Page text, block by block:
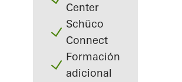
Center
Schüco
Connect
Formación
adicional